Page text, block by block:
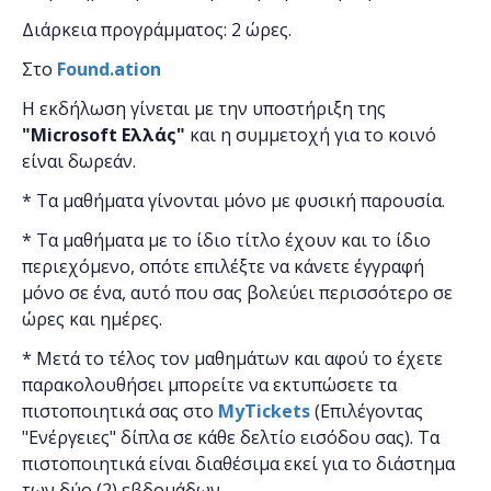
Διάρκεια προγράμματος: 2 ώρες.
Στο Found.ation
Η εκδήλωση γίνεται με την υποστήριξη της
"Microsoft Ελλάς" και η συμμετοχή για το κοινό
είναι δωρεάν.
* Τα μαθήματα γίνονται μόνο με φυσική παρουσία.
* Τα μαθήματα με το ίδιο τίτλο έχουν και το ίδιο
περιεχόμενο, οπότε επιλέξτε να κάνετε έγγραφή
μόνο σε ένα, αυτό που σας βολεύει περισσότερο σε
ώρες και ημέρες.
* Μετά το τέλος τον μαθημάτων και αφού το έχετε
παρακολουθήσει μπορείτε να εκτυπώσετε τα
πιστοποιητικά ​σας στο MyTickets(Επιλέγοντας
"Ενέργειες" δίπλα σε κάθε δελτίο εισόδου σας). Τα
πιστοποιητικά είναι διαθέσιμα εκεί για το διάστημα